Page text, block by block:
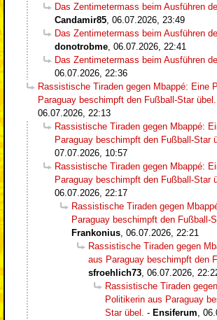
Das Zentimetermass beim Ausführen
Candamir85, 06.07.2026, 23:49
Das Zentimetermass beim Ausführen
donotrobme, 06.07.2026, 22:41
Das Zentimetermass beim Ausführen
06.07.2026, 22:36
Rassistische Tiraden gegen Mbappé: Eine
Paraguay beschimpft den Fußball-Star übel.
06.07.2026, 22:13
Rassistische Tiraden gegen Mbappé:
Paraguay beschimpft den Fußball-Star
07.07.2026, 10:57
Rassistische Tiraden gegen Mbappé:
Paraguay beschimpft den Fußball-Star
06.07.2026, 22:17
Rassistische Tiraden gegen
Paraguay beschimpft den Fußball-
Frankonius, 06.07.2026, 22:21
Rassistische Tiraden gegen
aus Paraguay beschimpft den
sfroehlich73, 06.07.2026,
Rassistische Tiraden
Politikerin aus Paraguay
Star übel. - Ensiferum,